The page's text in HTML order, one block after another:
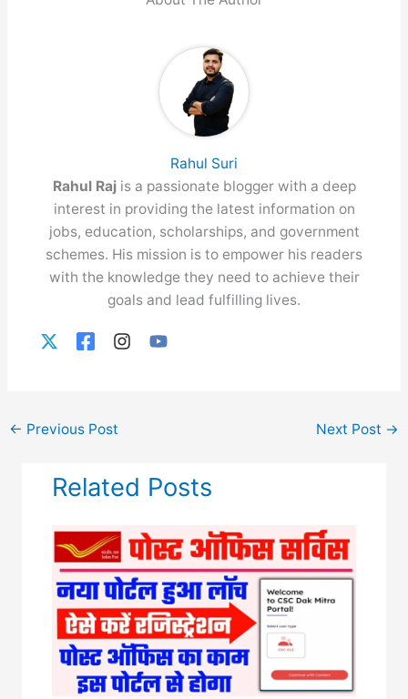
Rahul Suri
Rahul Raj is a passionate blogger with a deep
interest in providing the latest information on
jobs, education, scholarships, and government
schemes. His mission is to empower his readers
with the knowledge they need to achieve their
goals and lead fulfilling lives.
← Previous Post Next Post →
Related Posts